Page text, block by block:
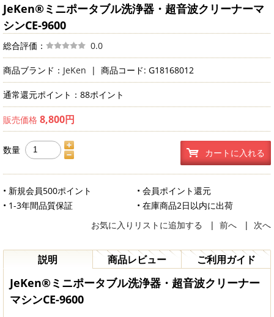
JeKen®ミニポータブル洗浄器・超音波クリーナーマ
シンCE-9600
総合評価： 0.0
商品ブランド： JeKen | 商品コード: G18168012
通常還元ポイント：88ポイント
販売価格 8,800円
数量 カートに入れる
• 新規会員500ポイント
• 会員ポイント還元
• 1-3年間品質保証
• 在庫商品2日以内に出荷
お気に入りリストに追加する
| 前へ | 次へ
説明 商品レビュー ご利用ガイド
JeKen®ミニポータブル洗浄器・超音波クリーナー
マシンCE-9600